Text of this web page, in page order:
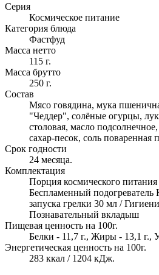
Серия
Космическое питание
Категория блюда
Фастфуд
Масса нетто
115 г.
Масса брутто
250 г.
Состав
Мясо говядина, мука
"Чеддер", солёные огурцы,
столовая, масло
сахар-песок, соль поваренная
Срок годности
24 месяца.
Комплектация
Порция космического питания
Беспламенный
запуска грелки 30 мл /
Познавательный вкладыш
Пищевая ценность на 100г.
Белки - 11,7 г., Жиры - 13,1 г.,
Энергетическая ценность на 100г.
283 ккал / 1204 кДж.